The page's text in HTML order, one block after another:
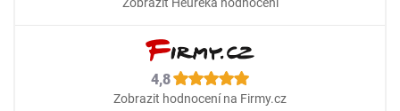
4,8
Zobrazit hodnocení na Firmy.cz